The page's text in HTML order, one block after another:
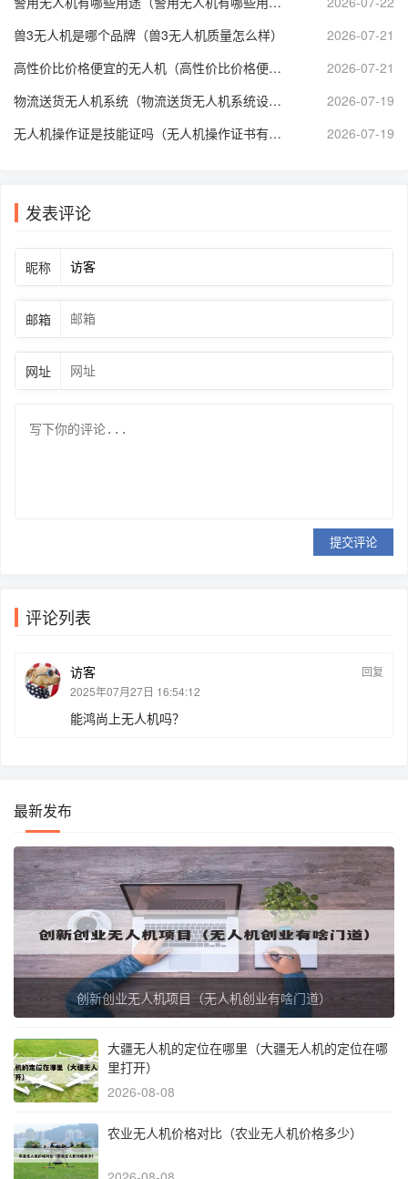
兽3无人机是哪个品牌（兽3无人机质量怎么样）
2026-07-21
高性价比价格便宜的无人机（高性价比价格便宜的无人机推荐）
2026-07-21
物流送货无人机系统（物流送货无人机系统设计）
2026-07-19
无人机操作证是技能证吗（无人机操作证书有哪些）
2026-07-19
发表评论
昵称
邮箱
网址
提交评论
评论列表
访客
回复
2025年07月27日 16:54:12
能鸿尚上无人机吗？
最新发布
创新创业无人机项目（无人机创业有啥门道）
大疆无人机的定位在哪里（大疆无人机的定位在哪
里打开）
2026-08-08
农业无人机价格对比（农业无人机价格多少）